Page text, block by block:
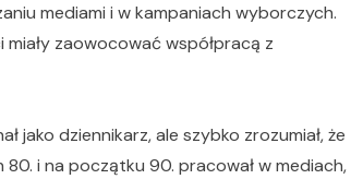
mediami i w kampaniach wyborczych.
zaowocować współpracą z
jako dziennikarz, ale szybko zrozumiał, że
i na początku 90. pracował w mediach,